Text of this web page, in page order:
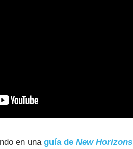
en una guía de New Horizons